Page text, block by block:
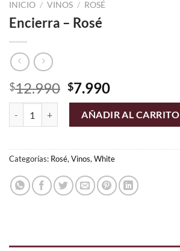
INICIO / VINOS / ROSÉ
Encierra – Rosé
$12.990 El
precio
original
era:
$12.990.
$7.990El
precio
actual
es:
$7.990.
Encierra - Rosé cantidadAÑADIR AL CARRITO
Categorías: Rosé, Vinos, White